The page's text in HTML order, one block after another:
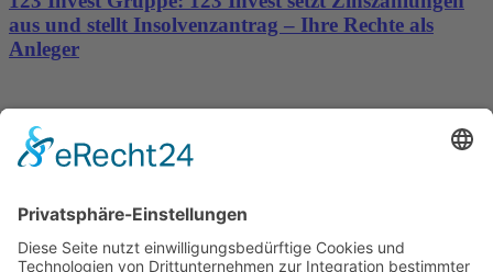
aus und stellt Insolvenzantrag – Ihre Rechte als
Anleger
Dronus sichert sich 15 Millionen Dollar und treibt
den Aufbau autonomer Luftinfrastruktur voran
Wichtiges
Impressum
Datenschutz